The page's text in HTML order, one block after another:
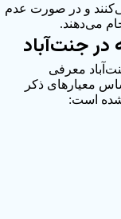
و در صورت عدم
می‌دهند.
جنت‌آباد معرفی
معیارهای ذکر
شده است: